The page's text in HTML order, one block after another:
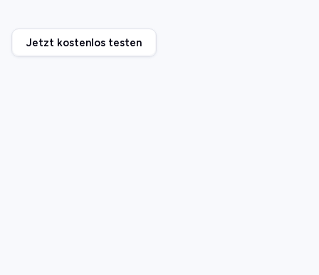
Jetzt kostenlos testen